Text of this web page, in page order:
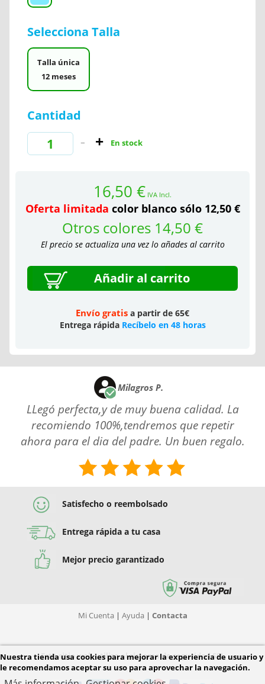
Nuestra tienda usa cookies para mejorar la experiencia de usuario y
le recomendamos aceptar su uso para aprovechar la navegación.
Selecciona Talla
Talla única
12 meses
Cantidad
En stock
16,50 € IVA Incl.
Oferta limitada color blanco sólo 12,50 €
Otros colores 14,50 €
El precio se actualiza una vez lo añades al carrito
Añadir al carrito
Envío gratis a partir de 65€
Entrega rápida Recíbelo en 48 horas
Milagros P.
LLegó perfecta,y de muy buena calidad. La
recomiendo 100%,tendremos que repetir
ahora para el dia del padre. Un buen regalo.
Satisfecho o reembolsado
Entrega rápida a tu casa
Mejor precio garantizado
Mi Cuenta | Ayuda | Contacta
Este sitio web utiliza el sistema de seguridad SSL